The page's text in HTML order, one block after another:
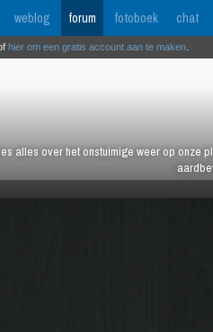
weblog forum fotoboek chat
alles over het onstuimige weer op onze
hier om een gratis account aan te maken